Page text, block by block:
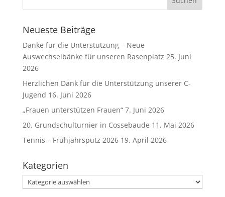
Neueste Beiträge
Danke für die Unterstützung – Neue
Auswechselbänke für unseren Rasenplatz 25. Juni
2026
Herzlichen Dank für die Unterstützung unserer C-
Jugend 16. Juni 2026
„Frauen unterstützen Frauen“ 7. Juni 2026
20. Grundschulturnier in Cossebaude 11. Mai 2026
Tennis – Frühjahrsputz 2026 19. April 2026
Kategorien
Kategorien